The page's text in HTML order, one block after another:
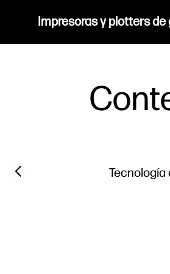
Impresoras y plotters de
Filter category
Previous slide